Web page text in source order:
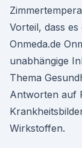
Vorteil, dass
Onmeda.de
unabhängige
Thema
Antworten auf
Wirkstoffen.